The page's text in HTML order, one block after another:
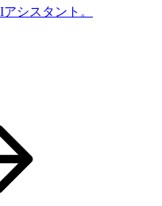
シスタント。